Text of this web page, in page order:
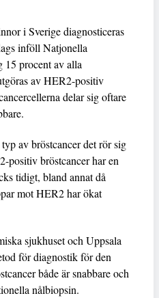
i Sverige diagnosticeras
inföll Natjonella
15 procent av alla
av HER2-positiv
delar sig oftare
av bröstcancer det rör sig
positiv bröstcancer har en
tidigt, bland annat då
mot HER2 har ökat
sjukhuset och Uppsala
för diagnostik för den
både är snabbare och
nålbiopsin.